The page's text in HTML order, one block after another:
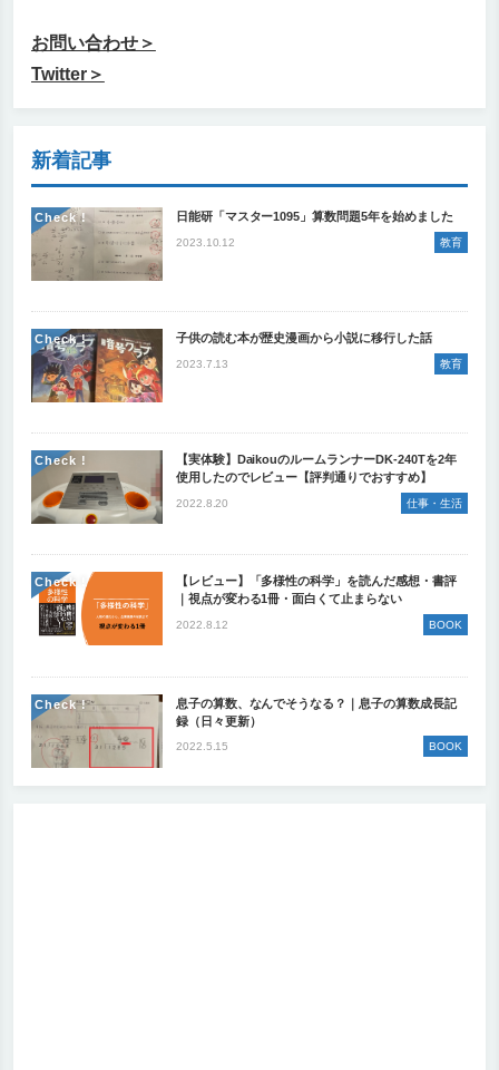
お問い合わせ＞
Twitter＞
新着記事
Check ! 日能研「マスター1095」算数問題5年を始めました
2023.10.12 教育
Check ! 子供の読む本が歴史漫画から小説に移行した話
2023.7.13 教育
Check !
【実体験】DaikouのルームランナーDK-240Tを2年
使用したのでレビュー【評判通りでおすすめ】
2022.8.20 仕事・生活
Check !
【レビュー】「多様性の科学」を読んだ感想・書評
｜視点が変わる1冊・面白くて止まらない
2022.8.12 BOOK
Check !
息子の算数、なんでそうなる？｜息子の算数成長記
録（日々更新）
2022.5.15 BOOK